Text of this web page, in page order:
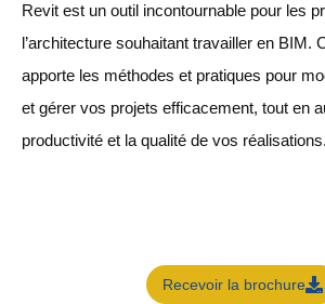
Revit est un outil incontournable pour les
l’architecture souhaitant travailler en BIM.
apporte les méthodes et pratiques pour
et gérer vos projets efficacement, tout en
productivité et la qualité de vos réalisations.
Recevoir la brochure